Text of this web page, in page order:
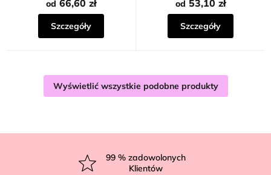
od 66,60 zł
Szczegóły
5
gwiazdek.
od 53,10 zł
Szczegóły
Wyświetlić wszystkie podobne produkty
99 % zadowolonych
Klientów